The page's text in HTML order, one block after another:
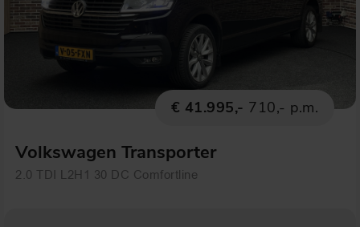
€ 41.995,- 710,- p.m.
Volkswagen Transporter
2.0 TDI L2H1 30 DC Comfortline